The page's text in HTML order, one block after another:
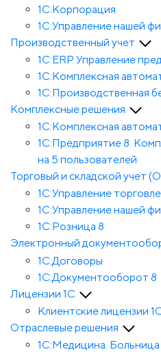
1С:Корпорация
1С:Управление нашей
Производственный учет
1С:ERP Управление
1С:Комплексная
1С:Производственная
Комплексные решения
1С:Комплексная
1С:Предприятие 8.
на 5 пользователей
Торговый и складской учет
1С:Управление
1С:Управление нашей
1С:Розница 8
Электронный
1С:Договоры
1С:Документооборот 8
Лицензии 1С
Клиентские лицензии
Отраслевые решения
1С:Медицина. Больница